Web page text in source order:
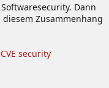
Dann
Zusammenhang
CVE security